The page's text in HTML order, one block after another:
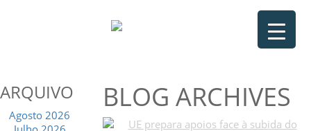
ARQUIVO
Agosto 2026
BLOG ARCHIVES